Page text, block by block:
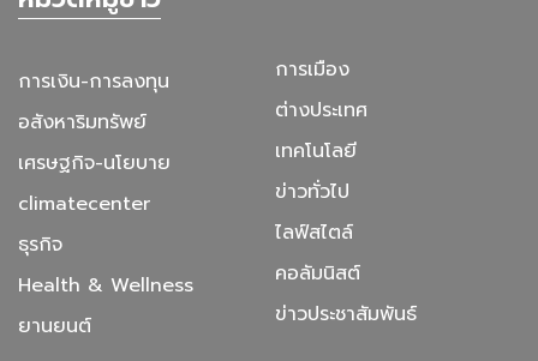
การเงิน-การลงทุน
อสังหาริมทรัพย์
เศรษฐกิจ-นโยบาย
climatecenter
ธุรกิจ
Health & Wellness
ยานยนต์
การเมือง
ต่างประเทศ
เทคโนโลยี
ข่าวทั่วไป
ไลฟ์สไตล์
คอลัมนิสต์
ข่าวประชาสัมพันธ์